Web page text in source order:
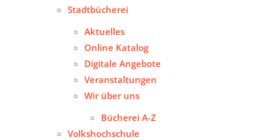
Stadtbücherei
Aktuelles
Online Katalog
Digitale Angebote
Veranstaltungen
Wir über uns
Bücherei A-Z
Volkshochschule